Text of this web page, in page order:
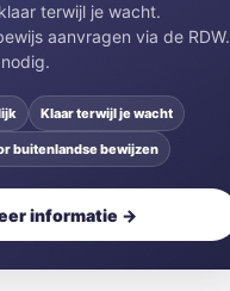
terwijl je wacht.
aanvragen via de RDW.
Klaar terwijl je wacht
buitenlandse bewijzen
informatie →